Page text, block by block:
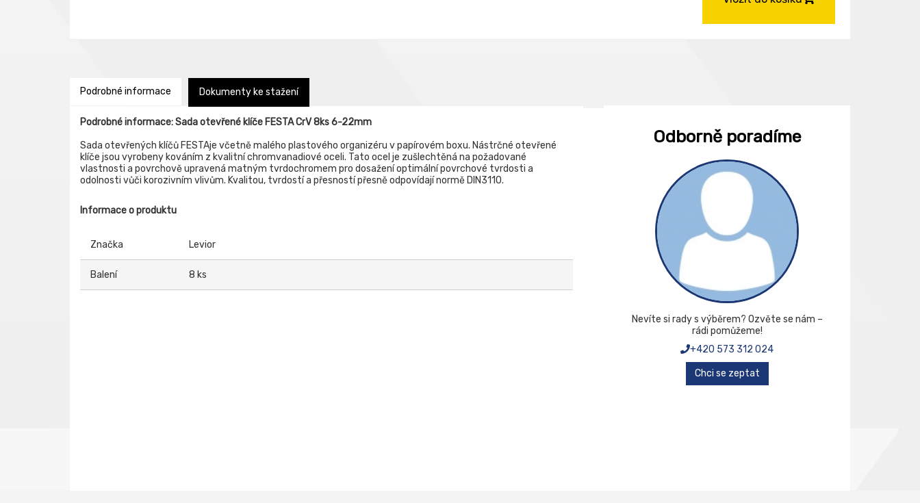
Podrobné informace Dokumenty ke stažení
Podrobné informace: Sada otevřené klíče FESTA CrV 8ks 6-22mm
Sada otevřených klíčů FESTAje včetně malého plastového organizéru v papírovém boxu. Nástrčné otevřené
klíče jsou vyrobeny kováním z kvalitní chromvanadiové oceli. Tato ocel je zušlechtěná na požadované
vlastnosti a povrchově upravená matným tvrdochromem pro dosažení optimální povrchové tvrdosti a
odolnosti vůči korozivním vlivům. Kvalitou, tvrdostí a přesností přesně odpovídají normě DIN3110.
Informace o produktu
Značka Levior
Balení 8 ks
Odborně poradíme
Nevíte si rady s výběrem? Ozvěte se nám –
rádi pomůžeme!
+420 573 312 024
Chci se zeptat